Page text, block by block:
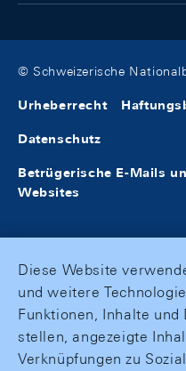
© Schweizerische
Urheberrecht
Datenschutz
Betrügerische E-Mails
Websites
Diese Website
und weitere
Funktionen, Inhalte und
stellen, angezeigte
Verknüpfungen zu